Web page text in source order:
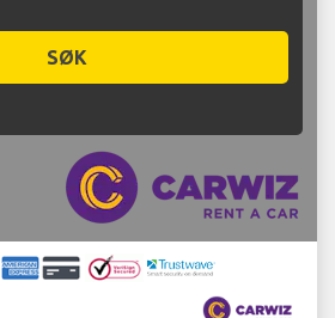
SØK